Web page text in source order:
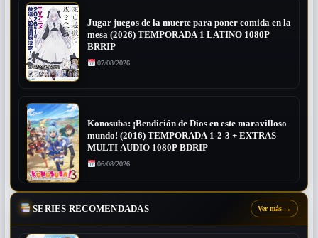
Jugar juegos de la muerte para poner comida en la
mesa (2026) TEMPORADA 1 LATINO 1080P
BRRIP
07/08/2026
Konosuba: ¡Bendición de Dios en este maravilloso
mundo! (2016) TEMPORADA 1-2-3 + EXTRAS
MULTI AUDIO 1080P BDRIP
06/08/2026
SERIES RECOMENDADAS Ver más →